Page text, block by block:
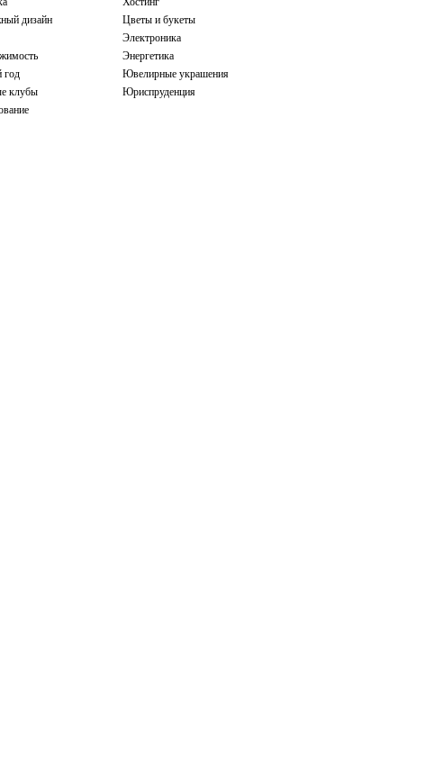
дизайн
год
клубы
Цветы и букеты
Электроника
Энергетика
Ювелирные украшения
Юриспруденция